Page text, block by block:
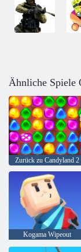
Ähnliche Spiele
Zurück zu Candyland 2
Kogama Wipeout